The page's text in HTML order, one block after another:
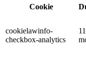
Cookie
cookielawinfo-
checkbox-analytics
11